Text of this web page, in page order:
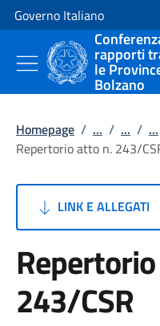
Vai al contenuto
Vai alla navigazione del sito
Governo Italiano
rapporti
le
Bolzano
Homepage / ... / ... / ...
Repertorio atto n. 243/
LINK E ALLEGATI
243/CSR